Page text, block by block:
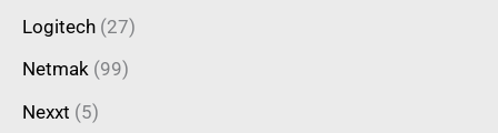
Logitech (27)
Netmak (99)
Nexxt (5)